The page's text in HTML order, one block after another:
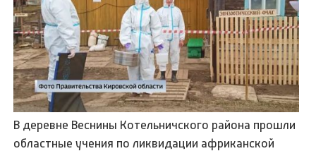
В деревне Веснины Котельничского района прошли
областные учения по ликвидации африканской